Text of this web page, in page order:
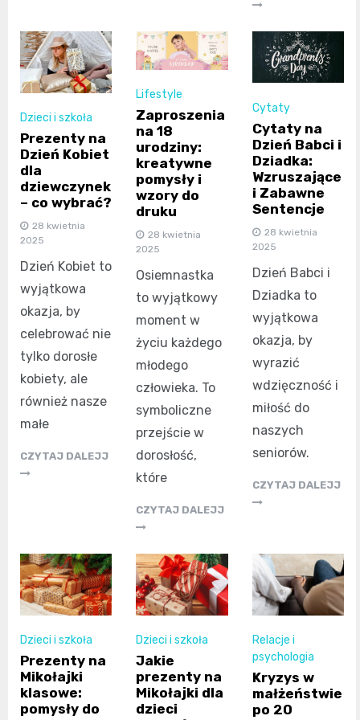
Dzieci i szkoła
Prezenty na
Dzień Kobiet
dla
dziewczynek
– co wybrać?
28 kwietnia
2025
Dzień Kobiet to
wyjątkowa
okazja, by
celebrować nie
tylko dorosłe
kobiety, ale
również nasze
małe
CZYTAJ DALEJJ
Lifestyle
Zaproszenia
na 18
urodziny:
kreatywne
pomysły i
wzory do
druku
28 kwietnia
2025
Osiemnastka
to wyjątkowy
moment w
życiu każdego
młodego
człowieka. To
symboliczne
przejście w
dorosłość,
które
CZYTAJ DALEJJ
Cytaty
Cytaty na
Dzień Babci i
Dziadka:
Wzruszające
i Zabawne
Sentencje
28 kwietnia
2025
Dzień Babci i
Dziadka to
wyjątkowa
okazja, by
wyrazić
wdzięczność i
miłość do
naszych
seniorów.
CZYTAJ DALEJJ
Dzieci i szkoła
Prezenty na
Mikołajki
klasowe:
pomysły do
Dzieci i szkoła
Jakie
prezenty na
Mikołajki dla
dzieci
Relacje i
psychologia
Kryzys w
małżeństwie
po 20